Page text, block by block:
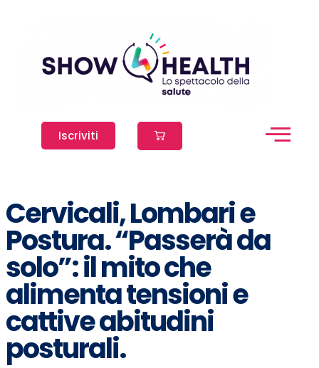
Iscriviti
Cervicali, Lombari e
Postura. “Passerà da
solo”: il mito che
alimenta tensioni e
cattive abitudini
posturali.